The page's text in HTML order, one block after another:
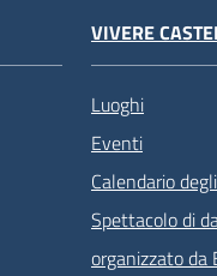
VIVERE
Luoghi
Eventi
Calendario
Spettacolo di
organizzato da